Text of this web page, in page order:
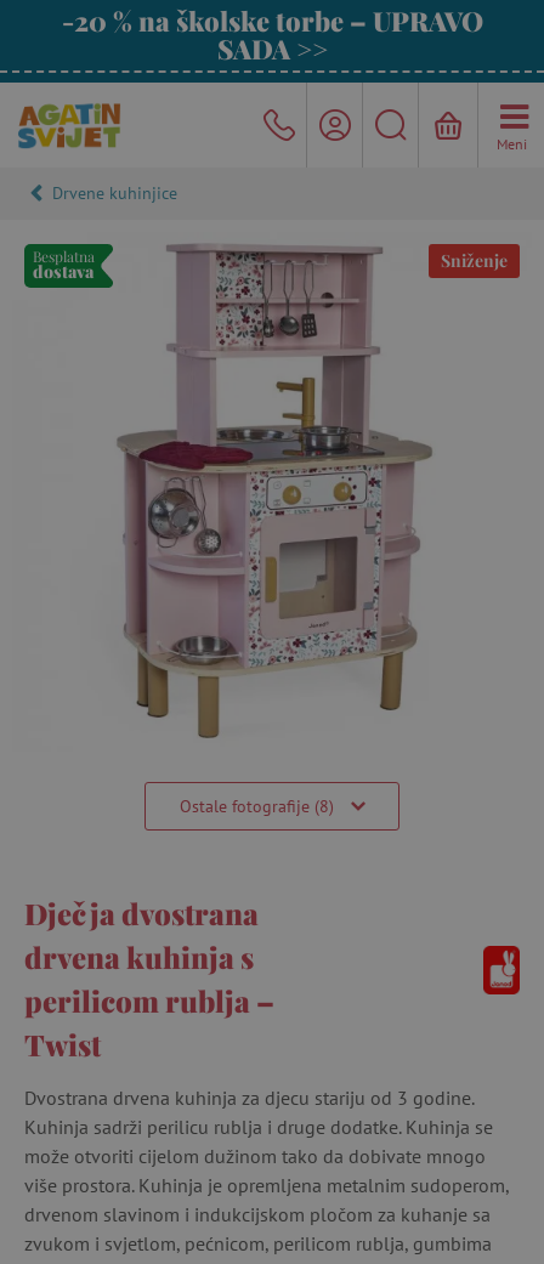
-20 % na školske torbe – UPRAVO
SADA >>
Meni
Drvene kuhinjice
Besplatna
dostava Sniženje
Ostale fotografije (8)
Dječja dvostrana
drvena kuhinja s
perilicom rublja –
Twist
Dvostrana drvena kuhinja za djecu stariju od 3 godine.
Kuhinja sadrži perilicu rublja i druge dodatke. Kuhinja se
može otvoriti cijelom dužinom tako da dobivate mnogo
više prostora. Kuhinja je opremljena metalnim sudoperom,
drvenom slavinom i indukcijskom pločom za kuhanje sa
zvukom i svjetlom, pećnicom, perilicom rublja, gumbima